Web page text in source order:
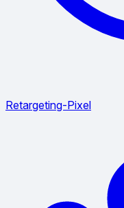
Retargeting-Pixel